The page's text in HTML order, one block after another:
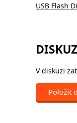
USB Flash
V diskuzi
Položit